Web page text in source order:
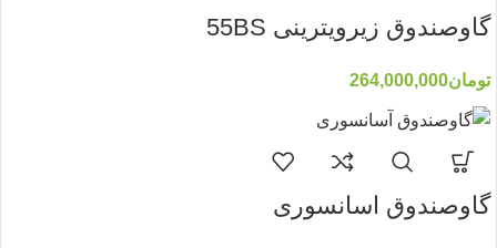
گاوصندوق زیرویترینی 55BS
تومان264,000,000
گاوصندوق اسانسوری